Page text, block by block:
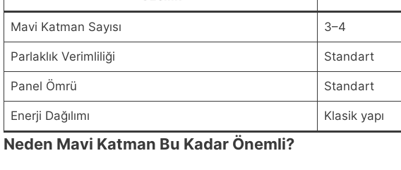
Mavi Katman Sayısı 3–4
Parlaklık Verimliliği Standart
Panel Ömrü Standart
Enerji Dağılımı Klasik yapı
Neden Mavi Katman Bu Kadar Önemli?